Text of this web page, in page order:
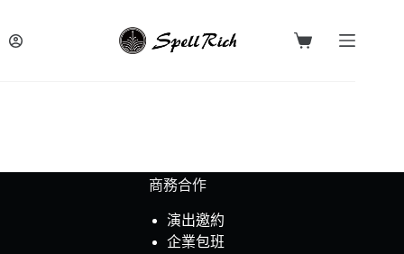
至
購
商務合作
演出邀約
企業包班